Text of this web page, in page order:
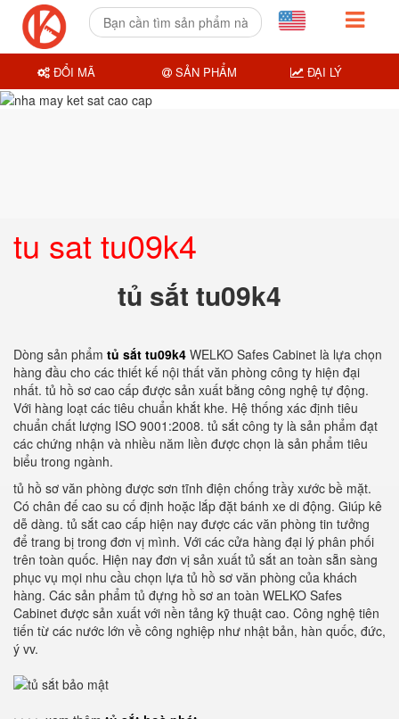
tu sat tu09k4
tủ sắt tu09k4
Dòng sản phẩm tủ sắt tu09k4 WELKO Safes Cabinet là lựa chọn
hàng đầu cho các thiết kế nội thất văn phòng công ty hiện đại
nhất. tủ hồ sơ cao cấp được sản xuất bằng công nghệ tự động.
Với hàng loạt các tiêu chuẩn khắt khe. Hệ thống xác định tiêu
chuẩn chất lượng ISO 9001:2008. tủ sắt công ty là sản phẩm đạt
các chứng nhận và nhiều năm liền được chọn là sản phẩm tiêu
biểu trong ngành.
tủ hồ sơ văn phòng được sơn tĩnh điện chống trầy xước bề mặt.
Có chân đế cao su cố định hoặc lắp đặt bánh xe di động. Giúp kê
dễ dàng. tủ sắt cao cấp hiện nay được các văn phòng tin tưởng
để trang bị trong đơn vị mình. Với các cửa hàng đại lý phân phối
trên toàn quốc. Hiện nay đơn vị sản xuất tủ sắt an toàn sẵn sàng
phục vụ mọi nhu cầu chọn lựa tủ hồ sơ văn phòng của khách
hàng. Các sản phẩm tủ đựng hồ sơ an toàn WELKO Safes
Cabinet được sản xuất với nền tảng kỹ thuật cao. Công nghệ tiên
tiến từ các nước lớn về công nghiệp như nhật bản, hàn quốc, đức,
ý vv.
ĐỔI MÃ SẢN PHẨM ĐẠI LÝ